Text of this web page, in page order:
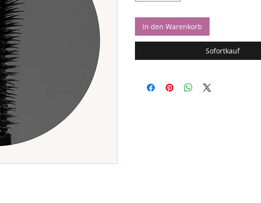
In den Warenkorb
Sofortkauf